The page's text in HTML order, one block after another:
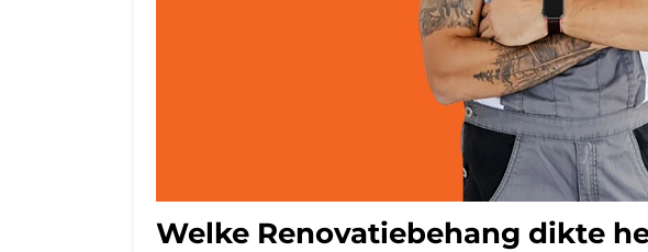
Welke Renovatiebehang dikte